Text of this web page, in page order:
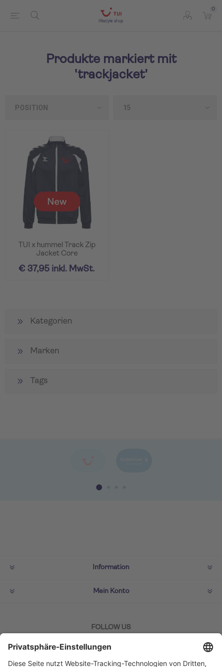
0
Produkte markiert mit
'trackjacket'
TUI x hummel Track Zip
Jacket Core
€ 37,95 inkl. MwSt.
Kategorien
Marken
Tags
Information
Mein Konto
FOLLOW US